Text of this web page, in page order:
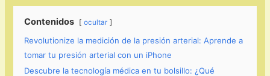
Contenidos ocultar
Revolutionize la medición de la presión arterial: Aprende a
tomar tu presión arterial con un iPhone
Descubre la tecnología médica en tu bolsillo: ¿Qué